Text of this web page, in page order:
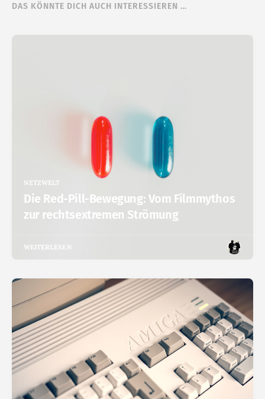
DAS KÖNNTE DICH AUCH INTERESSIEREN …
NETZWELT
Die Red-Pill-Bewegung: Vom Filmmythos
zur rechtsextremen Strömung
WEITERLESEN